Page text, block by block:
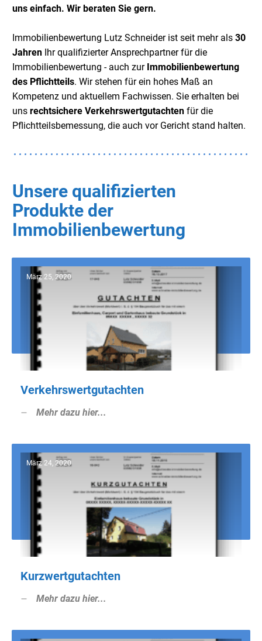
uns einfach. Wir beraten Sie gern.
Immobilienbewertung Lutz Schneider ist seit mehr als 30
Jahren Ihr qualifizierter Ansprechpartner für die
Immobilienbewertung - auch zur Immobilienbewertung
des Pflichtteils. Wir stehen für ein hohes Maß an
Kompetenz und aktuellem Fachwissen. Sie erhalten bei
uns rechtsichere Verkehrswertgutachten für die
Pflichtteilsbemessung, die auch vor Gericht stand halten.
Unsere qualifizierten
Produkte der
Immobilienbewertung
März 25, 2020
Verkehrswertgutachten
Mehr dazu hier...
März 24, 2020
Kurzwertgutachten
Mehr dazu hier...